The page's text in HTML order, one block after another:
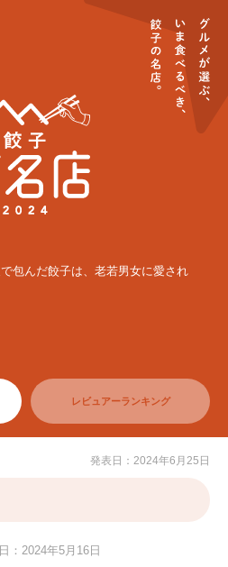
包んだ餃子は、老若男女に愛され
レビュアーランキング
発表日：2024年6月25日
：2024年5月16日